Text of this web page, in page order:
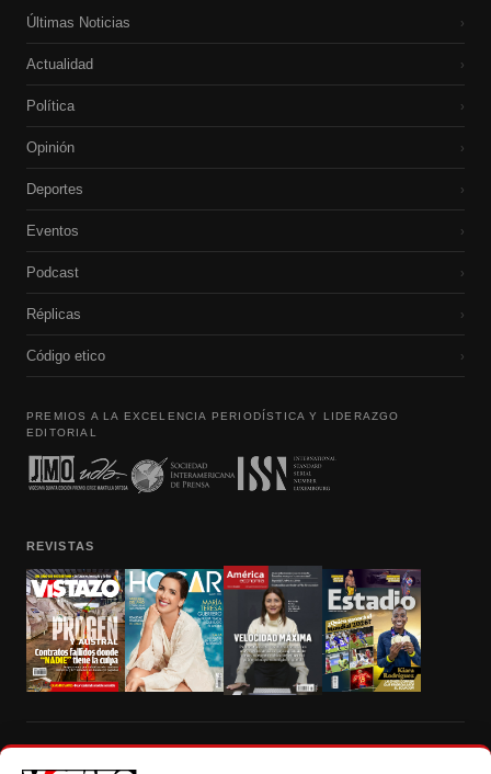
Últimas Noticias ›
Actualidad ›
Política ›
Opinión ›
Deportes ›
Eventos ›
Podcast ›
Réplicas ›
Código etico ›
PREMIOS A LA EXCELENCIA PERIODÍSTICA Y LIDERAZGO
EDITORIAL
REVISTAS